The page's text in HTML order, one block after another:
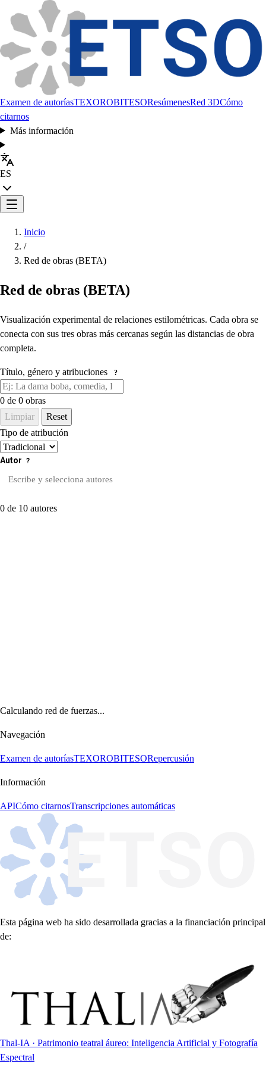
Examen de autoríasTEXOROBITESOResúmenesRed 3DCómo
citarnos
Más información
ES
Inicio
/
Red de obras (BETA)
Red de obras (BETA)
Visualización experimental de relaciones estilométricas. Cada obra se
conecta con sus tres obras más cercanas según las distancias de obra
completa.
Título, género y atribuciones ?
0 de 0 obras
Limpiar
Reset
Tipo de atribución
Autor ?
0 de 10 autores
Calculando red de fuerzas...
Navegación
Examen de autoríasTEXOROBITESORepercusión
Información
APICómo citarnosTranscripciones automáticas
Esta página web ha sido desarrollada gracias a la financiación principal
de:
Thal-IA · Patrimonio teatral áureo: Inteligencia Artificial y Fotografía
Espectral